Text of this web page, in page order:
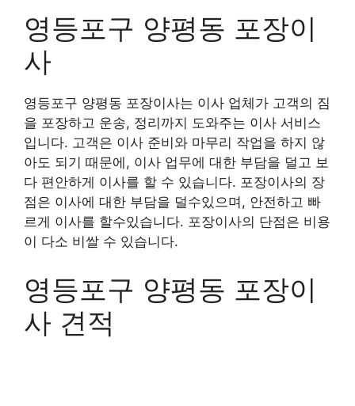
영등포구 양평동 포장이
사
영등포구 양평동 포장이사는 이사 업체가 고객의 짐
을 포장하고 운송, 정리까지 도와주는 이사 서비스
입니다. 고객은 이사 준비와 마무리 작업을 하지 않
아도 되기 때문에, 이사 업무에 대한 부담을 덜고 보
다 편안하게 이사를 할 수 있습니다. 포장이사의 장
점은 이사에 대한 부담을 덜수있으며, 안전하고 빠
르게 이사를 할수있습니다. 포장이사의 단점은 비용
이 다소 비쌀 수 있습니다.
영등포구 양평동 포장이
사 견적